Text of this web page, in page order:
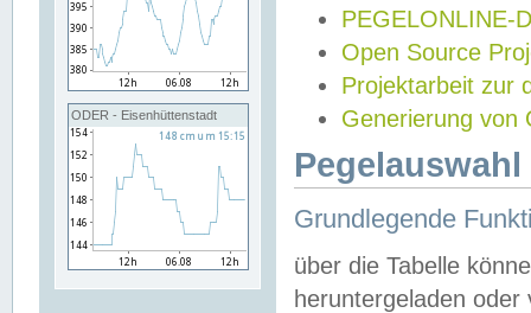
ODER - Eisenhüttenstadt
PEGELONLINE-
Open Source
Projektarbeit zur
Generierung von
Grundlegende
über die Tabelle
heruntergeladen oder